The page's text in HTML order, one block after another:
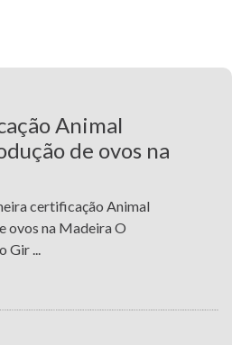
Animal
de ovos na
certificação Animal
ovos na Madeira O
Gir ...